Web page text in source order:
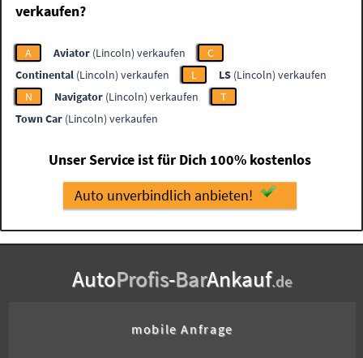
verkaufen?
A Aviator (Lincoln) verkaufen
C
Continental (Lincoln) verkaufen L LS (Lincoln) verkaufen
N
Navigator (Lincoln) verkaufen
T
Town Car (Lincoln) verkaufen
Unser Service ist für Dich 100% kostenlos
Auto unverbindlich anbieten!
AutoProfis-BarAnkauf.de
mobile Anfrage